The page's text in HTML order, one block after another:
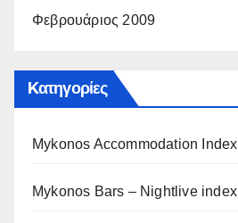
Φεβρουάριος 2009
Kατηγορίες
Mykonos Accommodation Index
Mykonos Bars – Nightlive index